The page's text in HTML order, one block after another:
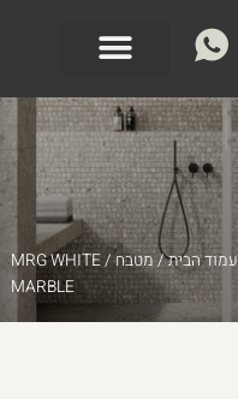
עמוד הבית/מטבח / MRG WHITE
MARBLE